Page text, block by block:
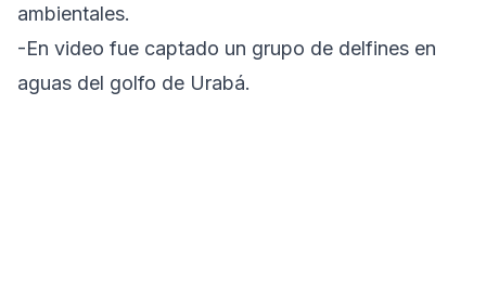
ambientales.
-En video fue captado un grupo de delfines en
aguas del golfo de Urabá.